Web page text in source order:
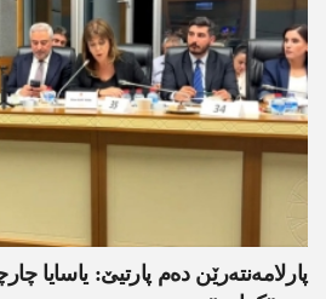
پارلامەنتەرێن دەم پارتیێ: یاسایا